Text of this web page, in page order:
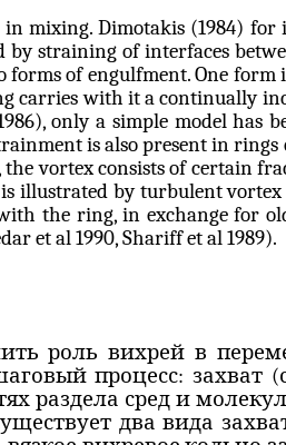
in mixing.Dimotakis (1984) for
straining of interfaces
of engulfment. One
carries with it a continually
only a simple model has
is also present in
vortex consists of certain
illustrated by turbulent vortex
the ring, in exchange for
et al 1990,Shariffet al 1989).
роль вихрей в
процесс: захват
раздела сред и
два вида